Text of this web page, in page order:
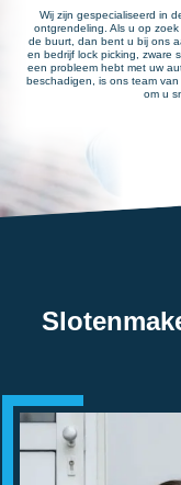
Wij zijn gespecialiseerd in
ontgrendeling. Als u op
de buurt, dan bent u bij ons
en bedrijf lock picking, zware
een probleem hebt met uw
beschadigen, is ons team
om u